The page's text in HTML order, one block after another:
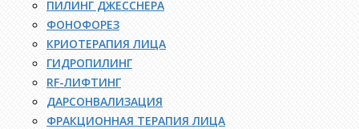
ПИЛИНГ ДЖЕССНЕРА
ФОНОФОРЕЗ
КРИОТЕРАПИЯ ЛИЦА
ГИДРОПИЛИНГ
RF-ЛИФТИНГ
ДАРСОНВАЛИЗАЦИЯ
ФРАКЦИОННАЯ ТЕРАПИЯ ЛИЦА